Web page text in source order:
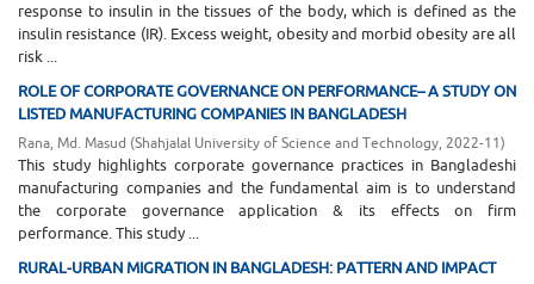
response to insulin in the tissues of the body, which is defined as the
insulin resistance (IR). Excess weight, obesity and morbid obesity are all
risk ...
ROLE OF CORPORATE GOVERNANCE ON PERFORMANCE– A STUDY ON
LISTED MANUFACTURING COMPANIES IN BANGLADESH
Rana, Md. Masud (Shahjalal University of Science and Technology, 2022-11)
This study highlights corporate governance practices in Bangladeshi
manufacturing companies and the fundamental aim is to understand
the corporate governance application & its effects on firm
performance. This study ...
RURAL-URBAN MIGRATION IN BANGLADESH: PATTERN AND IMPACT